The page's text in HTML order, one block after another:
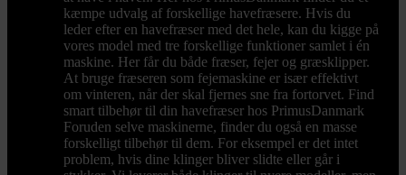
kæmpe udvalg af forskellige havefræsere. Hvis du
leder efter en havefræser med det hele, kan du kigge på
vores model med tre forskellige funktioner samlet i én
maskine. Her får du både fræser, fejer og græsklipper.
At bruge fræseren som fejemaskine er især effektivt
om vinteren, når der skal fjernes sne fra fortorvet. Find
smart tilbehør til din havefræser hos PrimusDanmark
Foruden selve maskinerne, finder du også en masse
forskelligt tilbehør til dem. For eksempel er det intet
problem, hvis dine klinger bliver slidte eller går i